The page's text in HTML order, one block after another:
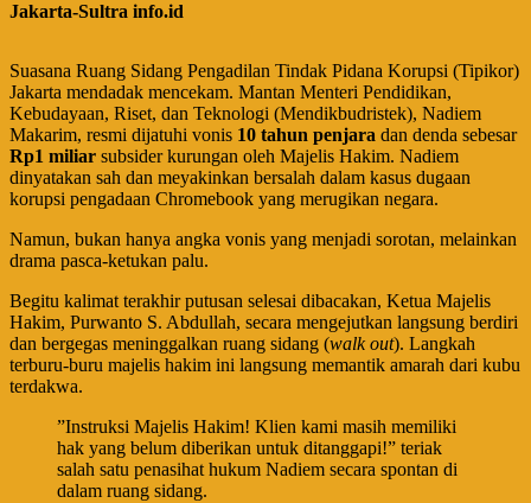
Jakarta-Sultra info.id
Suasana Ruang Sidang Pengadilan Tindak Pidana Korupsi (Tipikor)
Jakarta mendadak mencekam. Mantan Menteri Pendidikan,
Kebudayaan, Riset, dan Teknologi (Mendikbudristek), Nadiem
Makarim, resmi dijatuhi vonis 10 tahun penjara dan denda sebesar
Rp1 miliar subsider kurungan oleh Majelis Hakim. Nadiem
dinyatakan sah dan meyakinkan bersalah dalam kasus dugaan
korupsi pengadaan Chromebook yang merugikan negara.
​Namun, bukan hanya angka vonis yang menjadi sorotan, melainkan
drama pasca-ketukan palu.
​Begitu kalimat terakhir putusan selesai dibacakan, Ketua Majelis
Hakim, Purwanto S. Abdullah, secara mengejutkan langsung berdiri
dan bergegas meninggalkan ruang sidang (walk out). Langkah
terburu-buru majelis hakim ini langsung memantik amarah dari kubu
terdakwa.
​”Instruksi Majelis Hakim! Klien kami masih memiliki
hak yang belum diberikan untuk ditanggapi!” teriak
salah satu penasihat hukum Nadiem secara spontan di
dalam ruang sidang.